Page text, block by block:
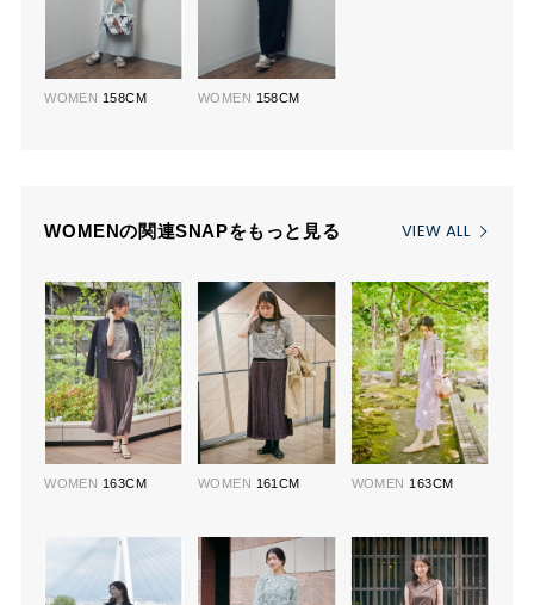
WOMEN 158CM WOMEN 158CM
WOMENの関連SNAPをもっと見る VIEW ALL
WOMEN 163CM WOMEN 161CM WOMEN 163CM